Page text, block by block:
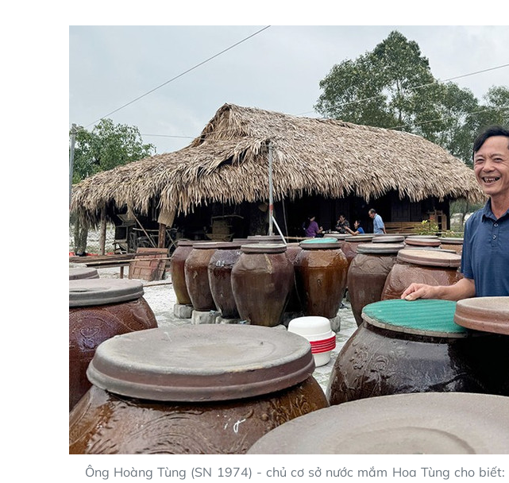
Ông Hoàng Tùng (SN 1974) - chủ cơ sở nước mắm Hoa Tùng cho biết: